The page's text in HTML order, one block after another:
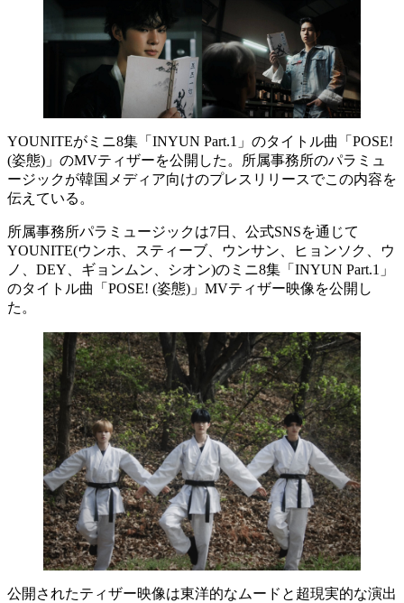
YOUNITEがミニ8集「INYUN Part.1」のタイトル曲「POSE!
(姿態)」のMVティザーを公開した。所属事務所のパラミュ
ージックが韓国メディア向けのプレスリリースでこの内容を
伝えている。
所属事務所パラミュージックは7日、公式SNSを通じて
YOUNITE(ウンホ、スティーブ、ウンサン、ヒョンソク、ウ
ノ、DEY、ギョンムン、シオン)のミニ8集「INYUN Part.1」
のタイトル曲「POSE! (姿態)」MVティザー映像を公開し
た。
公開されたティザー映像は東洋的なムードと超現実的な演出